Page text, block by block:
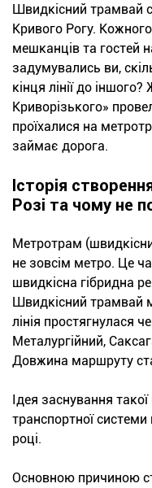
Швидкісний трамвай
Кривого Рогу.
мешканців та гостей
задумувались ви,
кінця лінії до
Криворізького»
проїхалися на
займає дорога.
Історія
Розі та чому не
Метротрам
не зовсім метро. Це
швидкісна гібридна
Швидкісний трамвай
лінія простягнулася
Металургійний,
Довжина маршруту
Ідея заснування
транспортної
році.
Основною причиною